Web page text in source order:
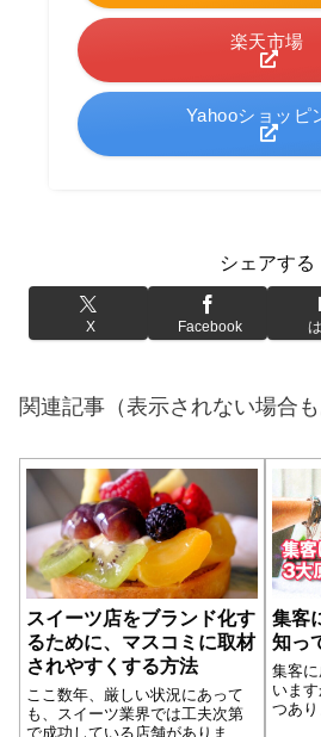
楽天市場
Yahooショッピ
シェアする
X Facebook
関連記事（表示されない場合も
スイーツ店をブランド化す
るために、マスコミに取材
されやすくする方法
ここ数年、厳しい状況にあって
も、スイーツ業界では工夫次第
で成功している店舗がありま
集客
知っ
集客
いま
つあり